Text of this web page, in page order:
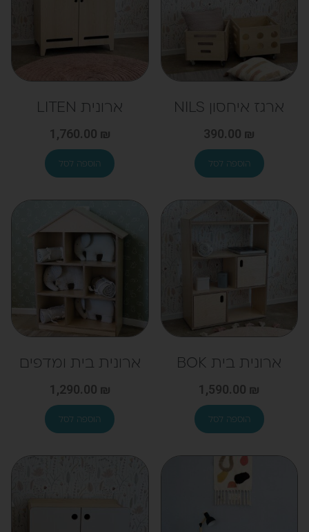
ארגז איחסון NILS
390.00 ₪
ארונית LITEN
1,760.00 ₪
ארונית בית BOK
1,590.00 ₪
ארונית בית ומדפים
1,290.00 ₪